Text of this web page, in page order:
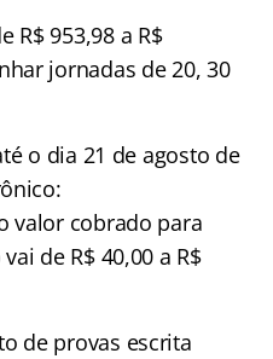
R$ 953,98 a R$
jornadas de 20, 30
o dia 21 de agosto de
valor cobrado para
de R$ 40,00 a R$
de provas escrita